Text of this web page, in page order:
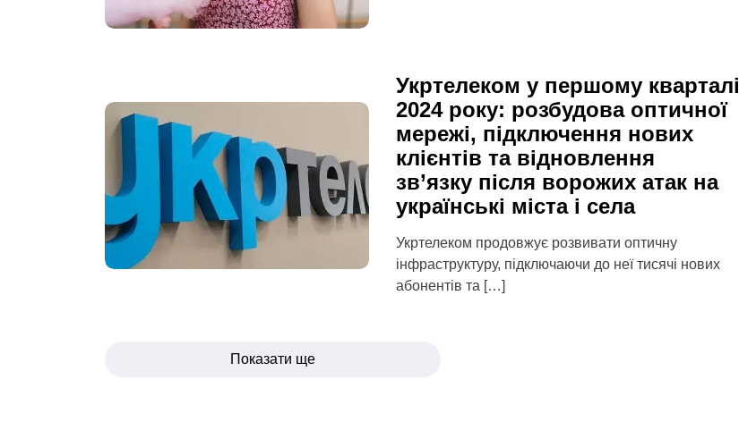
Укртелеком у першому кварталі
2024 року: розбудова оптичної
мережі, підключення нових
клієнтів та відновлення
зв’язку після ворожих атак на
українські міста і села
Укртелеком продовжує розвивати оптичну
інфраструктуру, підключаючи до неї тисячі нових
абонентів та […]
Показати ще